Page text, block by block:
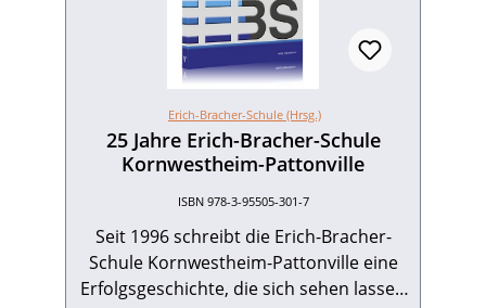
Erich-Bracher-Schule (Hrsg.)
25 Jahre Erich-Bracher-Schule
Kornwestheim-Pattonville
ISBN 978-3-95505-301-7
Seit 1996 schreibt die Erich-Bracher-
Schule Kornwestheim-Pattonville eine
Erfolgsgeschichte, die sich sehen lassen